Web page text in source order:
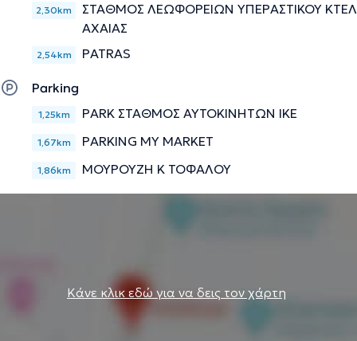
2,30km
ΣΤΑΘΜΟΣ ΛΕΩΦΟΡΕΙΩΝ ΥΠΕΡΑΣΤΙΚΟΥ ΚΤΕΛ
ΑΧΑΙΑΣ
2,54km PATRAS
Parking
1,25km PARK ΣΤΑΘΜΟΣ ΑΥΤΟΚΙΝΗΤΩΝ ΙΚΕ
1,67km PARKING MY MARKET
1,86km ΜΟΥΡΟΥΖΗ Κ ΤΟΦΑΛΟΥ
Κάνε κλικ εδώ για να δεις τον χάρτη